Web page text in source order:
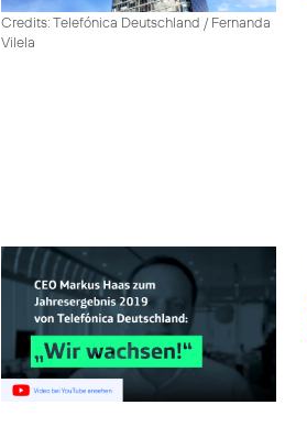
Credits: Telefónica Deutschland / Fernanda
Vilela